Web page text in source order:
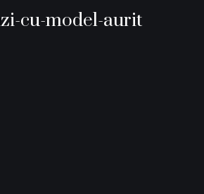
cu-model-aurit